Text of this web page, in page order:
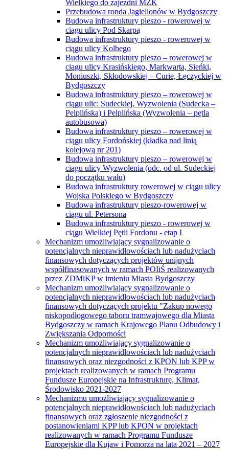
Wielkiego do zajezdni MZK
Przebudowa ronda Jagiellonów w Bydgoszczy
Budowa infrastruktury pieszo - rowerowej w
ciągu ulicy Pod Skarpą
Budowa infrastruktury pieszo - rowerowej w
ciągu ulicy Kolbego
Budowa infrastruktury pieszo – rowerowej w
ciągu ulicy Krasińskiego, Markwarta, Sieńki,
Moniuszki, Skłodowskiej – Curie, Łęczyckiej w
Bydgoszczy
Budowa infrastruktury pieszo – rowerowej w
ciągu ulic: Sudeckiej, Wyzwolenia (Sudecka –
Pelplińska) i Pelplińska (Wyzwolenia – pętla
autobusowa)
Budowa infrastruktury pieszo – rowerowej w
ciągu ulicy Fordońskiej (kładka nad linią
kolejową nr 201)
Budowa infrastruktury pieszo – rowerowej w
ciągu ulicy Wyzwolenia (odc. od ul. Sudeckiej
do początku wału)
Budowa infrastruktury rowerowej w ciągu ulicy
Wojska Polskiego w Bydgoszczy
Budowa infrastruktury pieszo-rowerowej w
ciągu ul. Petersona
Budowa infrastruktury pieszo - rowerowej w
ciągu Wielkiej Pętli Fordonu - etap I
Mechanizm umożliwiający sygnalizowanie o
potencjalnych nieprawidłowościach lub nadużyciach
finansowych dotyczących projektów unijnych
współfinasowanych w ramach POIiŚ realizowanych
przez ZDMiKP w imieniu Miasta Bydgoszczy
Mechanizm umożliwiający sygnalizowanie o
potencjalnych nieprawidłowościach lub nadużyciach
finansowych dotyczących projektu "Zakup nowego
niskopodłogowego taboru tramwajowego dla Miasta
Bydgoszczy w ramach Krajowego Planu Odbudowy i
Zwiększania Odporności
Mechanizm umożliwiający sygnalizowanie o
potencjalnych nieprawidłowościach lub nadużyciach
finansowych oraz niezgodności z KPON lub KPP w
projektach realizowanych w ramach Programu
Fundusze Europejskie na Infrastrukturę, Klimat,
Środowisko 2021-2027
Mechanizmu umożliwiający sygnalizowanie o
potencjalnych nieprawidłowościach lub nadużyciach
finansowych oraz zgłoszenie niezgodności z
postanowieniami KPP lub KPON w projektach
realizowanych w ramach Programu Fundusze
Europejskie dla Kujaw i Pomorza na lata 2021 – 2027